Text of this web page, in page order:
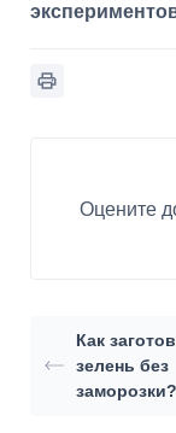
Оцените
Как
зелень без
заморозки?